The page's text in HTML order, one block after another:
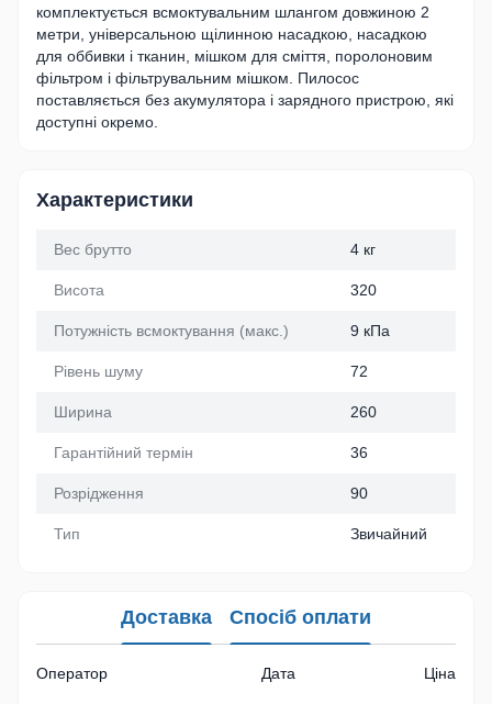
комплектується всмоктувальним шлангом довжиною 2
метри, універсальною щілинною насадкою, насадкою
для оббивки і тканин, мішком для сміття, поролоновим
фільтром і фільтрувальним мішком. Пилосос
поставляється без акумулятора і зарядного пристрою, які
доступні окремо.
Характеристики
Вес брутто 4 кг
Висота 320
Потужність всмоктування (макс.) 9 кПа
Рівень шуму 72
Ширина 260
Гарантійний термін 36
Розрідження 90
Тип Звичайний
Доставка Спосіб оплати
Оператор Дата Ціна